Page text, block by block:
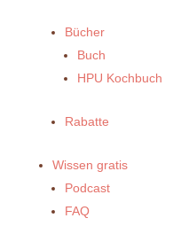
Bücher
Buch
HPU Kochbuch
Rabatte
Wissen gratis
Podcast
FAQ